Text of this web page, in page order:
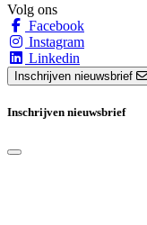
Volg ons
Facebook
Instagram
Linkedin
Inschrijven nieuwsbrief
Inschrijven nieuwsbrief